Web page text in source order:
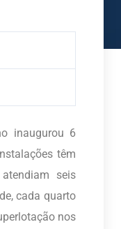
inaugurou 6
têm
seis
cada quarto
nos